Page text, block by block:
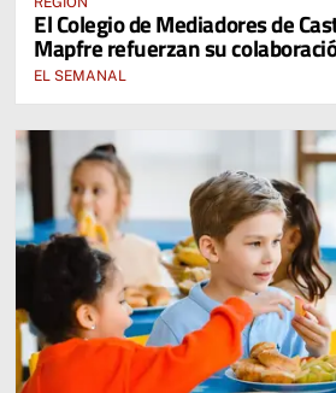
El Colegio de Mediadores de
Mapfre refuerzan su
EL SEMANAL